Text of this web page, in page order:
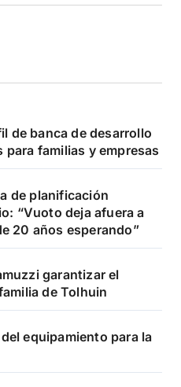
de banca de desarrollo
familias y empresas
de planificación
“Vuoto deja afuera a
20 años esperando”
garantizar el
de Tolhuin
equipamiento para la